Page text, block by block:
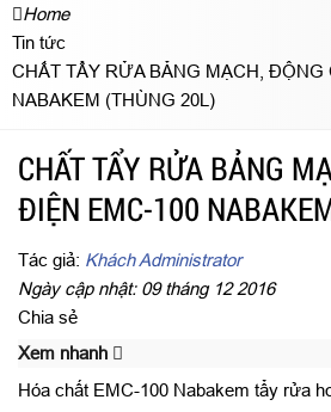
Home
Tin tức
CHẤT TẨY RỬA BẢNG MẠCH,
NABAKEM (THÙNG 20L)
CHẤT TẨY RỬA BẢNG
ĐIỆN EMC-100
Tác giả: Khách Administrator
Ngày cập nhật: 09 tháng 12 2016
Chia sẻ
Xem nhanh
Hóa chất EMC-100 Nabakem tẩy rửa